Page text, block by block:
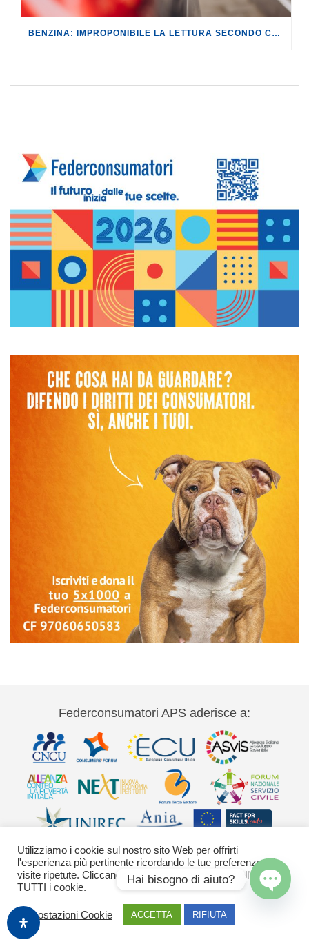
BENZINA: IMPROPONIBILE LA LETTURA SECONDO CUI PROROGARE IL TAGLIO DELLE ACCISE SIGNIFICA TASSARE TUTTI I CITTADINI.
Federconsumatori APS aderisce a:
Via Palestro 11 00185 Roma - tel 06
42020755-9 federconsumatori@federconsumatori.it Ufficio stampa tel: 06
42020755 ufficiostampa@federconsumatori.it -Cookies Policy
Images by Freepik
Utilizziamo i cookie sul nostro sito Web per offrirti
l'esperienza più pertinente ricordando le tue preferenze e le
visite ripetute. Cliccando su "Accetta" acconsenti all'uso di
TUTTI i cookie.
Impostazioni Cookie ACCETTA RIFIUTA
Hai bisogno di aiuto?